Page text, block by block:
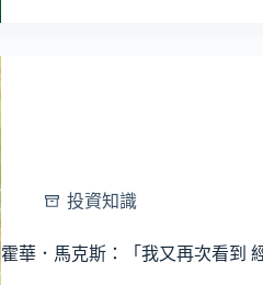
投資知識
霍華．馬克斯：「我又再次看到